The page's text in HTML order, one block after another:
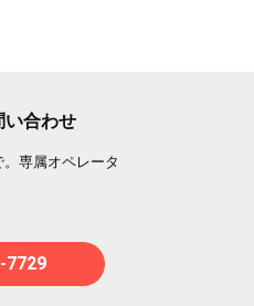
い合わせ
専属オペレータ
7729